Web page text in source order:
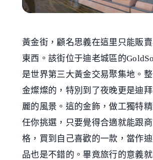
黃金街，顧名思義在這里只能販
東西。該街位于迪老城區的
是世界第三大黃金交易聚集地。
金燦燦的，特別到了夜晚更是迪
麗的風景。這的金飾，做工獨特
任你挑選，只要覺得合適就能跟
格，買到自己喜歡的一款，當作
品也是不錯的。畢竟旅行的意義